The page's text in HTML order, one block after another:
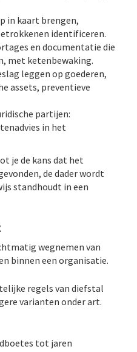
in kaart brengen,
identificeren.
en documentatie die
met ketenbewaking.
leggen op goederen,
assets, preventieve
partijen:
in het
je de kans dat het
de dader wordt
standhoudt in een
wegnemen van
binnen een organisatie.
regels van diefstal
varianten onder art.
tot jaren